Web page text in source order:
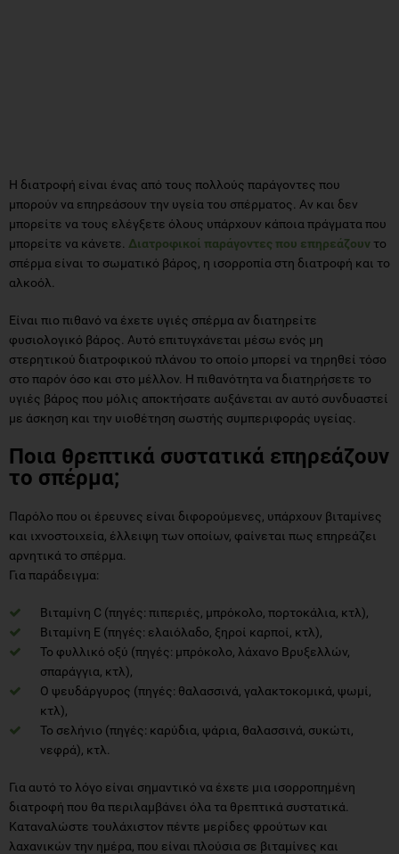
Η διατροφή είναι ένας από τους πολλούς παράγοντες που
μπορούν να επηρεάσουν την υγεία του σπέρματος. Αν και δεν
μπορείτε να τους ελέγξετε όλους υπάρχουν κάποια πράγματα που
μπορείτε να κάνετε. Διατροφικοί παράγοντες που επηρεάζουν το
σπέρμα είναι το σωματικό βάρος, η ισορροπία στη διατροφή και το
αλκοόλ.
Είναι πιο πιθανό να έχετε υγιές σπέρμα αν διατηρείτε
φυσιολογικό βάρος. Αυτό επιτυγχάνεται μέσω ενός μη
στερητικού διατροφικού πλάνου το οποίο μπορεί να τηρηθεί τόσο
στο παρόν όσο και στο μέλλον. Η πιθανότητα να διατηρήσετε το
υγιές βάρος που μόλις αποκτήσατε αυξάνεται αν αυτό συνδυαστεί
με άσκηση και την υιοθέτηση σωστής συμπεριφοράς υγείας.
Ποια θρεπτικά συστατικά επηρεάζουν
το σπέρμα;
Παρόλο που οι έρευνες είναι διφορούμενες, υπάρχουν βιταμίνες
και ιχνοστοιχεία, έλλειψη των οποίων, φαίνεται πως επηρεάζει
αρνητικά το σπέρμα.
Για παράδειγμα:
Βιταμίνη C (πηγές: πιπεριές, μπρόκολο, πορτοκάλια, κτλ),
Βιταμίνη E (πηγές: ελαιόλαδο, ξηροί καρποί, κτλ),
Το φυλλικό οξύ (πηγές: μπρόκολο, λάχανο Βρυξελλών,
σπαράγγια, κτλ),
Ο ψευδάργυρος (πηγές: θαλασσινά, γαλακτοκομικά, ψωμί,
κτλ),
Το σελήνιο (πηγές: καρύδια, ψάρια, θαλασσινά, συκώτι,
νεφρά), κτλ.
Για αυτό το λόγο είναι σημαντικό να έχετε μια ισορροπημένη
διατροφή που θα περιλαμβάνει όλα τα θρεπτικά συστατικά.
Καταναλώστε τουλάχιστον πέντε μερίδες φρούτων και
λαχανικών την ημέρα, που είναι πλούσια σε βιταμίνες και